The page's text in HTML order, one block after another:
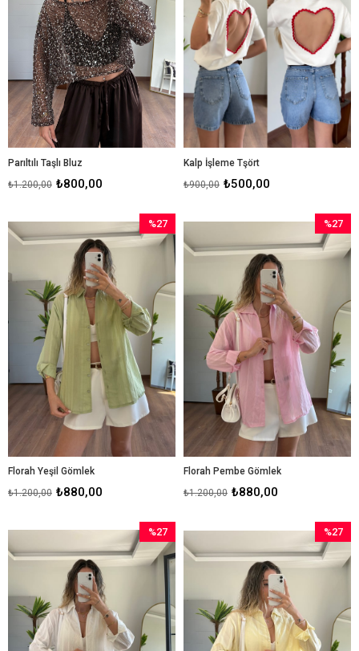
Parıltılı Taşlı Bluz
₺800,00
₺1.200,00
Kalp İşleme Tşört
₺500,00
₺900,00
Florah Yeşil Gömlek
₺880,00
₺1.200,00
%27
İndirim
%27İndirim
Florah Pembe Gömlek
₺880,00
₺1.200,00
%27
İndirim
%27
İndirim
%27İndirim
%27
İndirim